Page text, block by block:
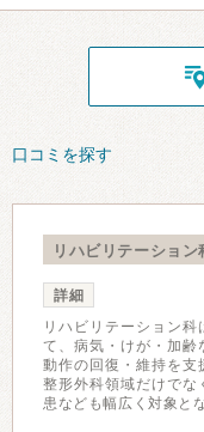
口コミを探す
リハビリテーション
詳細
リハビリテーション
て、病気・けが・加齢
動作の回復・維持を支
整形外科領域だけでな
患なども幅広く対象と